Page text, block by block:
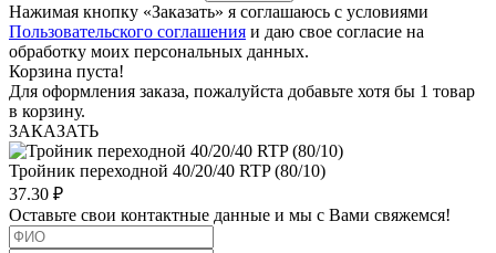
Нажимая кнопку «Заказать» я соглашаюсь с условиями
Пользовательского соглашения и даю свое согласие на
обработку моих персональных данных.
Корзина пуста!
Для оформления заказа, пожалуйста добавьте хотя бы 1 товар
в корзину.
ЗАКАЗАТЬ
Тройник переходной 40/20/40 RTP (80/10)
37.30 ₽
Оставьте свои контактные данные и мы с Вами свяжемся!